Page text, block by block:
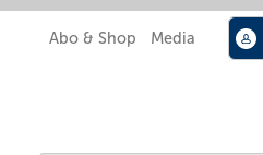
Abo & Shop Media